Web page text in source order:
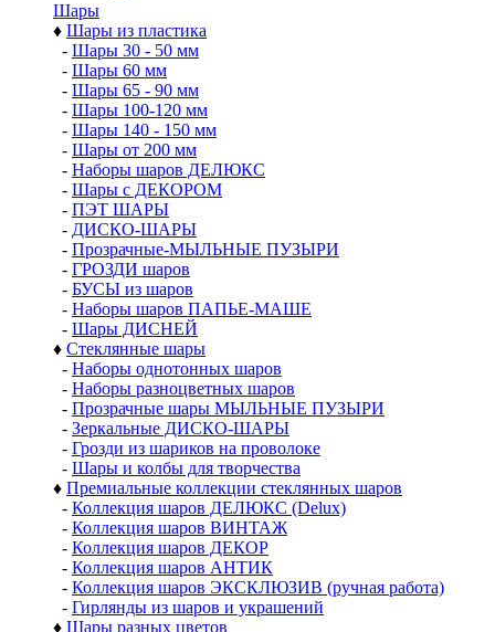
Шары
♦ Шары из пластика
- Шары 30 - 50 мм
- Шары 60 мм
- Шары 65 - 90 мм
- Шары 100-120 мм
- Шары 140 - 150 мм
- Шары от 200 мм
- Наборы шаров ДЕЛЮКС
- Шары с ДЕКОРОМ
- ПЭТ ШАРЫ
- ДИСКО-ШАРЫ
- Прозрачные-МЫЛЬНЫЕ ПУЗЫРИ
- ГРОЗДИ шаров
- БУСЫ из шаров
- Наборы шаров ПАПЬЕ-МАШЕ
- Шары ДИСНЕЙ
♦ Стеклянные шары
- Наборы однотонных шаров
- Наборы разноцветных шаров
- Прозрачные шары МЫЛЬНЫЕ ПУЗЫРИ
- Зеркальные ДИСКО-ШАРЫ
- Грозди из шариков на проволоке
- Шары и колбы для творчества
♦ Премиальные коллекции стеклянных шаров
- Коллекция шаров ДЕЛЮКС (Delux)
- Коллекция шаров ВИНТАЖ
- Коллекция шаров ДЕКОР
- Коллекция шаров АНТИК
- Коллекция шаров ЭКСКЛЮЗИВ (ручная работа)
- Гирлянды из шаров и украшений
♦ Шары разных цветов